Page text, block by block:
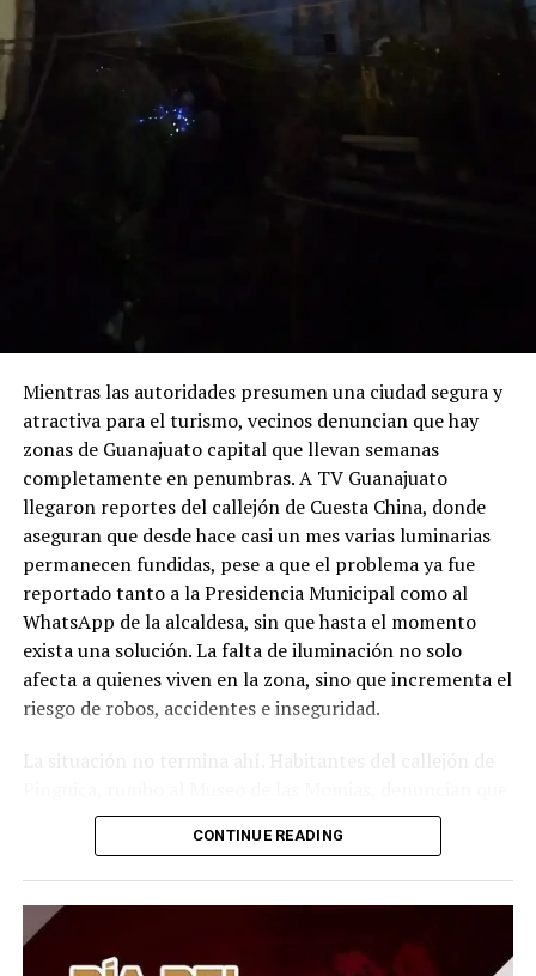
Mientras las autoridades presumen una ciudad segura y
atractiva para el turismo, vecinos denuncian que hay
zonas de Guanajuato capital que llevan semanas
completamente en penumbras. A TV Guanajuato
llegaron reportes del callejón de Cuesta China, donde
aseguran que desde hace casi un mes varias luminarias
permanecen fundidas, pese a que el problema ya fue
reportado tanto a la Presidencia Municipal como al
WhatsApp de la alcaldesa, sin que hasta el momento
exista una solución. La falta de iluminación no solo
afecta a quienes viven en la zona, sino que incrementa el
riesgo de robos, accidentes e inseguridad.
La situación no termina ahí. Habitantes del callejón de
nuevamente carecen de alumbrado público. Afirman que
caminar por ese lugar durante la noche se ha convertido
en un riesgo, ya que la oscuridad es total y los vecinos
sienten que han quedado completamente olvidados por
las autoridades. Señalan que, pese a los constantes
reportes, el problema sigue sin atenderse.
CONTINUE READING